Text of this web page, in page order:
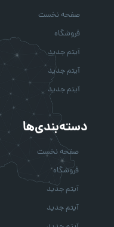
صفحه نخست
فروشگاه
آیتم جدید
آیتم جدید
آیتم جدید
دسته‌بندی‌ها
صفحه نخست
فروشگاه
آیتم جدید
آیتم جدید